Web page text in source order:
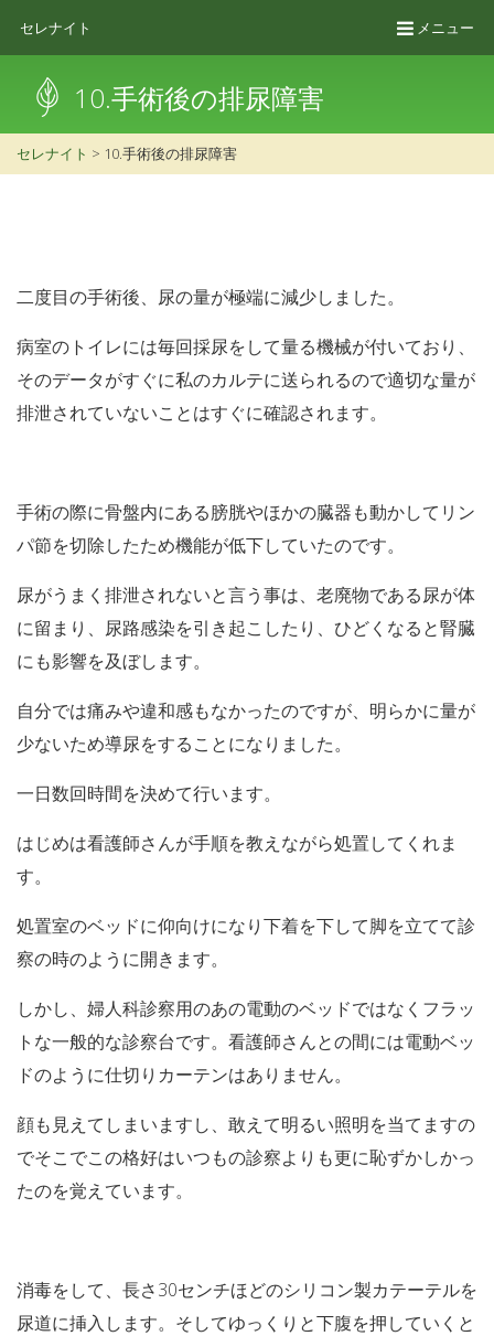
セレナイト メニュー
10.手術後の排尿障害
セレナイト > 10.手術後の排尿障害
二度目の手術後、尿の量が極端に減少しました。
病室のトイレには毎回採尿をして量る機械が付いており、
そのデータがすぐに私のカルテに送られるので適切な量が
排泄されていないことはすぐに確認されます。
手術の際に骨盤内にある膀胱やほかの臓器も動かしてリン
パ節を切除したため機能が低下していたのです。
尿がうまく排泄されないと言う事は、老廃物である尿が体
に留まり、尿路感染を引き起こしたり、ひどくなると腎臓
にも影響を及ぼします。
自分では痛みや違和感もなかったのですが、明らかに量が
少ないため導尿をすることになりました。
一日数回時間を決めて行います。
はじめは看護師さんが手順を教えながら処置してくれま
す。
処置室のベッドに仰向けになり下着を下して脚を立てて診
察の時のように開きます。
しかし、婦人科診察用のあの電動のベッドではなくフラッ
トな一般的な診察台です。看護師さんとの間には電動ベッ
ドのように仕切りカーテンはありません。
顔も見えてしまいますし、敢えて明るい照明を当てますの
でそこでこの格好はいつもの診察よりも更に恥ずかしかっ
たのを覚えています。
消毒をして、長さ30センチほどのシリコン製カテーテルを
尿道に挿入します。そしてゆっくりと下腹を押していくと